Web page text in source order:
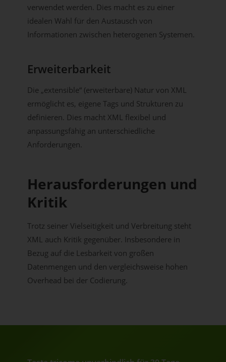
verwendet werden. Dies macht es zu einer
idealen Wahl für den Austausch von
Informationen zwischen heterogenen Systemen.
Erweiterbarkeit
Die „extensible“ (erweiterbare) Natur von XML
ermöglicht es, eigene Tags und Strukturen zu
definieren. Dies macht XML flexibel und
anpassungsfähig an unterschiedliche
Anforderungen.
Herausforderungen und
Kritik
Trotz seiner Vielseitigkeit und Verbreitung steht
XML auch Kritik gegenüber. Insbesondere in
Bezug auf die Lesbarkeit von großen
Datenmengen und den vergleichsweise hohen
Overhead bei der Codierung.